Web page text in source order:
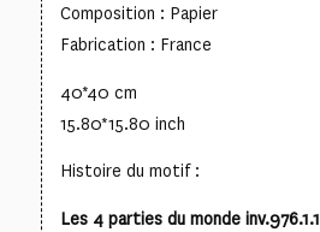
Composition : Papier
Fabrication : France
40*40 cm
15.80*15.80 inch
Histoire du motif :
Les 4 parties du monde inv.976.1.1